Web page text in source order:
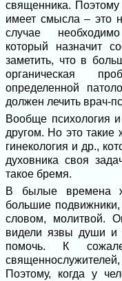
священника. Поэтому
имеет смысла – это
случае
который назначит
заметить, что в
органическая
определенной
должен лечить врач-
Вообще психология
другом. Но это такие
гинекология и др.,
духовника своя
такое бремя.
В былые времена
большие подвижники,
словом, молитвой.
видели язвы души и
помочь. К
Поэтому, когда у